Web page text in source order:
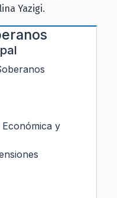
Yazigi.
Económica y